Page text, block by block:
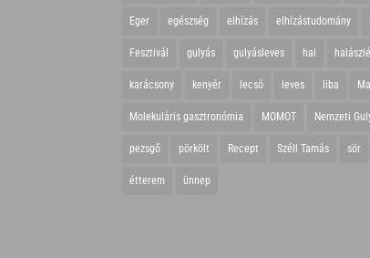
Eger egészség elhízás elhízástudomány
Fesztivál gulyás gulyásleves hal halászlé
karácsony kenyér lecsó leves liba
Molekuláris gasztronómia MOMOT Nemzeti
pezsgő pörkölt Recept Széll Tamás sör
étterem ünnep